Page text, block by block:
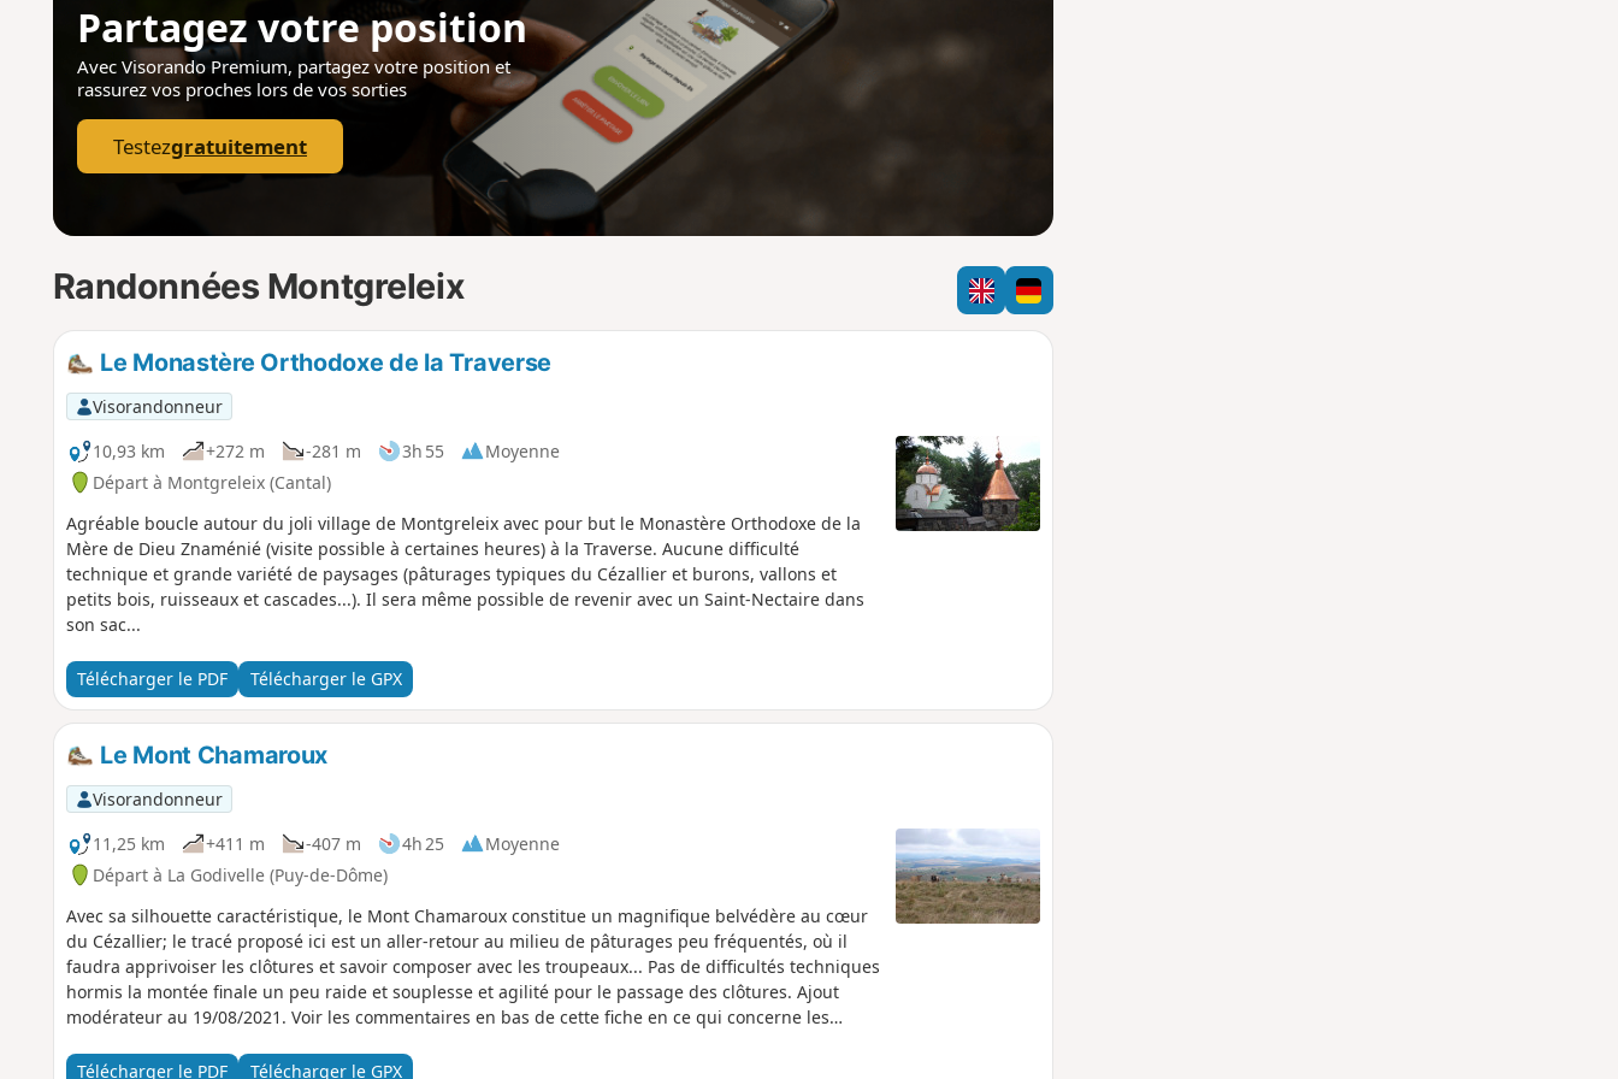
Partagez votre position
Avec Visorando Premium, partagez votre positionet
rassurez vos proches lors de vos sorties
Testezgratuitement
Randonnées Montgreleix
Le Monastère Orthodoxe de la Traverse
Visorandonneur
10,93 km
+272 m -281 m 3h 55
Moyenne
Départ à Montgreleix (Cantal)
Agréable boucle autour du joli village de Montgreleix avec pour but le Monastère Orthodoxe de la
Mère de Dieu Znaménié (visite possible à certaines heures) à la Traverse. Aucune difficulté
technique et grande variété de paysages (pâturages typiques du Cézallier et burons, vallons et
petits bois, ruisseaux et cascades...). Il sera même possible de revenir avec un Saint-Nectaire dans
son sac...
Télécharger le PDF Télécharger le GPX
Le Mont Chamaroux
Visorandonneur
11,25 km
+411 m -407 m 4h 25
Moyenne
Départ à La Godivelle (Puy-de-Dôme)
Avec sa silhouette caractéristique, le Mont Chamaroux constitue un magnifique belvédère au cœur
du Cézallier; le tracé proposé ici est un aller-retour au milieu de pâturages peu fréquentés, où il
faudra apprivoiser les clôtures et savoir composer avec les troupeaux... Pas de difficultés techniques
hormis la montée finale un peu raide et souplesse et agilité pour le passage des clôtures. Ajout
modérateur au 19/08/2021. Voir les commentaires en bas de cette fiche en ce qui concerne les
Télécharger le PDF
Télécharger le GPX